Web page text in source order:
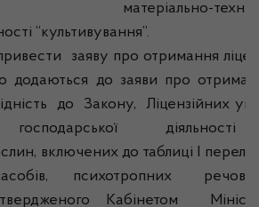
“культивування”.
заяву про отримання
додаються до заяви про
до Закону, Ліцензійних
включених до таблиці I
психотропних
Кабінетом